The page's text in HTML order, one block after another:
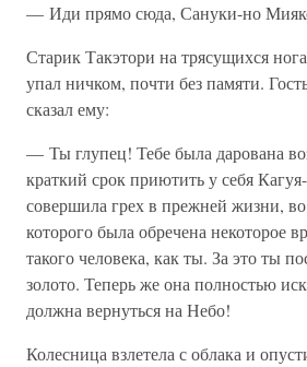
— Иди прямо сюда, Сануки-но
Старик Такэтори на трясущихся
упал ничком, почти без памяти.
сказал ему:
— Ты глупец! Тебе была дарована
краткий срок приютить у себя
совершила грех в прежней жизни,
которого была обречена некоторое
такого человека, как ты. За это ты
золото. Теперь же она полностью
должна вернуться на Небо!
Колесница взлетела с облака и